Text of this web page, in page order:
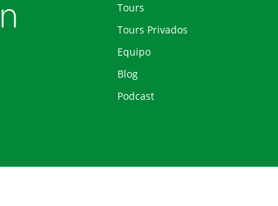
Tours
Tours Privados
Equipo
Blog
Podcast